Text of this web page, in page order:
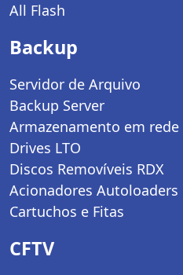
All Flash
Backup
Servidor de Arquivo
Backup Server
Armazenamento em rede
Drives LTO
Discos Removíveis RDX
Acionadores Autoloaders
Cartuchos e Fitas
CFTV